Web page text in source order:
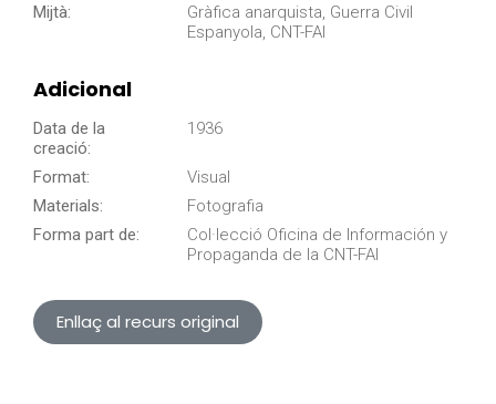
Mijtà:
Gràfica anarquista, Guerra Civil
Espanyola, CNT-FAI
Adicional
Data de la
creació:
1936
Format:
Visual
Materials:
Fotografia
Forma part de:
Col·lecció Oficina de Información y
Propaganda de la CNT-FAI
Enllaç al recurs original